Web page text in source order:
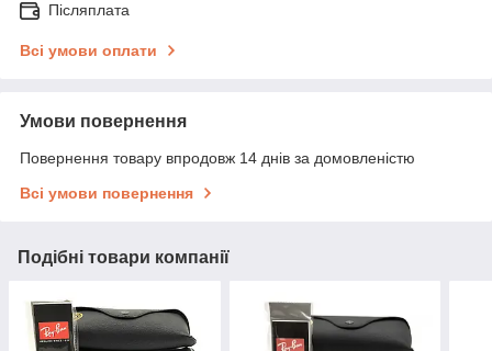
Післяплата
Всі умови оплати
Умови повернення
Повернення товару впродовж 14 днів за домовленістю
Всі умови повернення
Подібні товари компанії